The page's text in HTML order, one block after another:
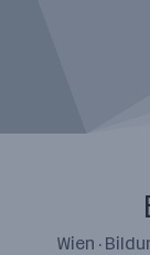
Wien ·